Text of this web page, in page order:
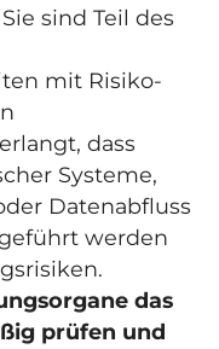
sind Teil des
mit Risiko-
dass
Systeme,
Datenabfluss
werden
das
prüfen und